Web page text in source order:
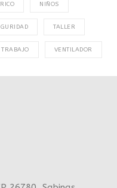
NIÑOS
TALLER
TRABAJO VENTILADOR